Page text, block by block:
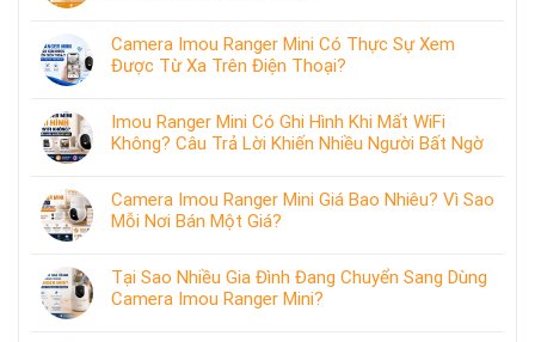
Camera Imou Ranger Mini Có Thực Sự Xem
Được Từ Xa Trên Điện Thoại?
Imou Ranger Mini Có Ghi Hình Khi Mất WiFi
Không? Câu Trả Lời Khiến Nhiều Người Bất Ngờ
Camera Imou Ranger Mini Giá Bao Nhiêu? Vì Sao
Mỗi Nơi Bán Một Giá?
Tại Sao Nhiều Gia Đình Đang Chuyển Sang Dùng
Camera Imou Ranger Mini?